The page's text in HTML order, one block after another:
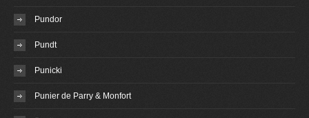
Pundor
Pundt
Punicki
Punier de Parry & Monfort